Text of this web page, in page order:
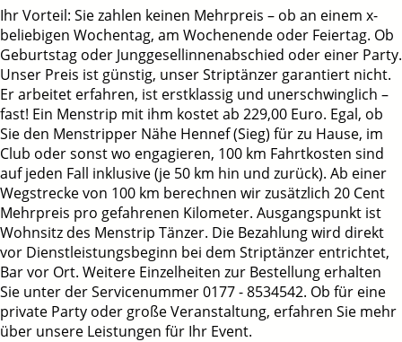
Ihr Vorteil: Sie zahlen keinen Mehrpreis – ob an einem x-
beliebigen Wochentag, am Wochenende oder Feiertag. Ob
Geburtstag oder Junggesellinnenabschied oder einer Party.
Unser Preis ist günstig, unser Striptänzer garantiert nicht.
Er arbeitet erfahren, ist erstklassig und unerschwinglich –
fast! Ein Menstrip mit ihm kostet ab 229,00 Euro. Egal, ob
Sie den Menstripper Nähe Hennef (Sieg) für zu Hause, im
Club oder sonst wo engagieren, 100 km Fahrtkosten sind
auf jeden Fall inklusive (je 50 km hin und zurück). Ab einer
Wegstrecke von 100 km berechnen wir zusätzlich 20 Cent
Mehrpreis pro gefahrenen Kilometer. Ausgangspunkt ist
Wohnsitz des Menstrip Tänzer. Die Bezahlung wird direkt
vor Dienstleistungsbeginn bei dem Striptänzer entrichtet,
Bar vor Ort. Weitere Einzelheiten zur Bestellung erhalten
Sie unter der Servicenummer 0177 - 8534542. Ob für eine
private Party oder große Veranstaltung, erfahren Sie mehr
über unsere Leistungen für Ihr Event.